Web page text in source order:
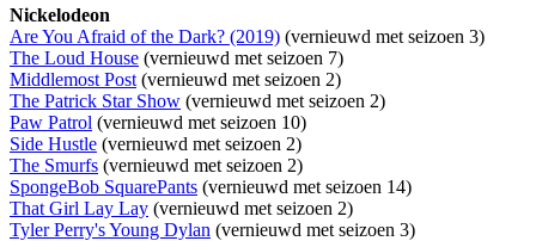
Nickelodeon
Are You Afraid of the Dark? (2019) (vernieuwd met seizoen 3)
The Loud House (vernieuwd met seizoen 7)
Middlemost Post (vernieuwd met seizoen 2)
The Patrick Star Show (vernieuwd met seizoen 2)
Paw Patrol (vernieuwd met seizoen 10)
Side Hustle (vernieuwd met seizoen 2)
The Smurfs (vernieuwd met seizoen 2)
SpongeBob SquarePants (vernieuwd met seizoen 14)
That Girl Lay Lay (vernieuwd met seizoen 2)
Tyler Perry's Young Dylan (vernieuwd met seizoen 3)